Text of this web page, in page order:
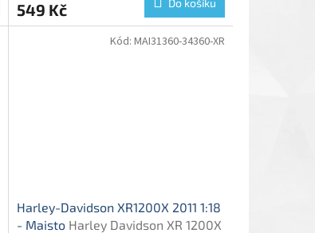
549 Kč
Harley-Davidson XR1200X 2011 1:18
- Maisto Harley Davidson XR 1200X
Kód: MAI31360-34360-XR